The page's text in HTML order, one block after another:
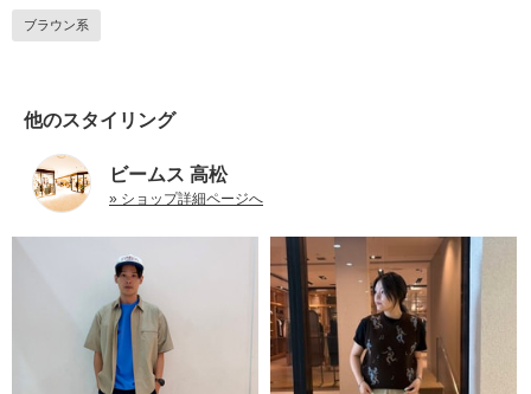
ブラウン系
他のスタイリング
ビームス 高松
» ショップ詳細ページへ